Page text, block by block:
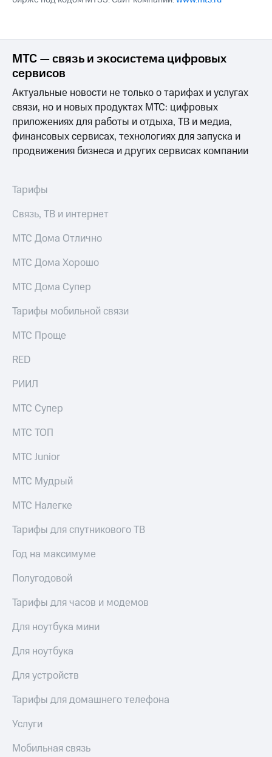
МТС — связь и экосистема цифровых
сервисов
Актуальные новости не только о тарифах и услугах
связи, но и новых продуктах МТС: цифровых
приложениях для работы и отдыха, ТВ и медиа,
финансовых сервисах, технологиях для запуска и
продвижения бизнеса и других сервисах компании
Тарифы
Связь, ТВ и интернет
МТС Дома Отлично
МТС Дома Хорошо
МТС Дома Супер
Тарифы мобильной связи
МТС Проще
RED
РИИЛ
МТС Супер
МТС ТОП
МТС Junior
МТС Мудрый
МТС Налегке
Тарифы для спутникового ТВ
Год на максимуме
Полугодовой
Тарифы для часов и модемов
Для ноутбука мини
Для ноутбука
Для устройств
Тарифы для домашнего телефона
Услуги
Мобильная связь